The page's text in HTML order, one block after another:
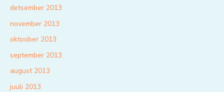
detsember 2013
november 2013
oktoober 2013
september 2013
august 2013
juuli 2013